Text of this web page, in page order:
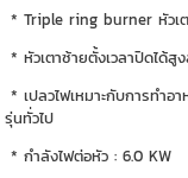
* Triple ring burner หัวเ
* หัวเตาซ้ายตั้งเวลาปิดได้สู
* เปลวไฟเหมาะกับการทำอ
รุ่นทั่วไป
* กำลังไฟต่อหัว : 6.0 KW